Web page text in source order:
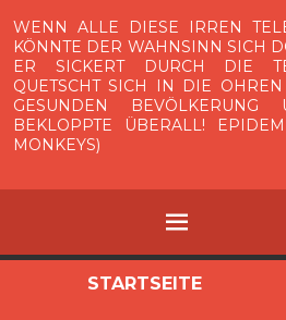
WENN ALLE DIESE IRREN
KÖNNTE DER WAHNSINN SICH
ER SICKERT DURCH DIE
QUETSCHT SICH IN DIE
GESUNDEN
BEKLOPPTE ÜBERALL!
MONKEYS)
MENÜ
STARTSEITE